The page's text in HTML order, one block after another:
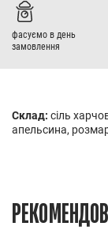
фасуємо в день
замовлення
Склад: сіль
апельсина,